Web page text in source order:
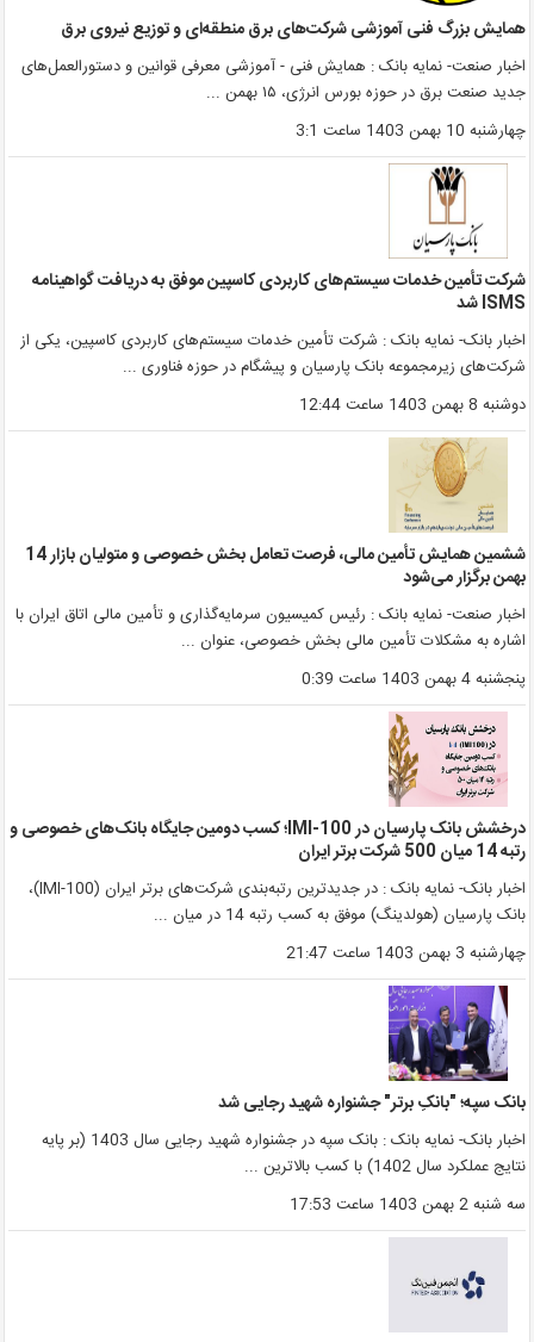
همایش بزرگ فنی آموزشی شرکت‌های برق منطقه‌ای و توزیع نیروی برق
اخبار صنعت- نمایه بانک : همایش فنی - آموزشی معرفی قوانین و دستورالعمل‌های
جدید صنعت برق در حوزه بورس انرژی، ۱۵ بهمن ...
چهارشنبه 10 بهمن 1403 ساعت 3:1
شرکت تأمین خدمات سیستم‌های کاربردی کاسپین موفق به دریافت گواهینامه
ISMS شد
اخبار بانک- نمایه بانک : شرکت تأمین خدمات سیستم‌های کاربردی کاسپین، یکی از
شرکت‌های زیرمجموعه بانک پارسیان و پیشگام در حوزه فناوری ...
دوشنبه 8 بهمن 1403 ساعت 12:44
ششمین همایش تأمین مالی، فرصت تعامل بخش خصوصی و متولیان بازار 14
بهمن برگزار می‌شود
اخبار صنعت- نمایه بانک : رئیس کمیسیون سرمایه‌گذاری و تأمین مالی اتاق ایران با
اشاره به مشکلات تأمین مالی بخش خصوصی، عنوان ...
پنجشنبه 4 بهمن 1403 ساعت 0:39
درخشش بانک پارسیان در IMI-100؛ کسب دومین جایگاه بانک‌های خصوصی و
رتبه 14 میان 500 شرکت برتر ایران
اخبار بانک- نمایه بانک : در جدیدترین رتبه‌بندی شرکت‌های برتر ایران (IMI-100)،
بانک پارسیان (هولدینگ) موفق به کسب رتبه 14 در میان ...
چهارشنبه 3 بهمن 1403 ساعت 21:47
بانک سپه؛ "بانکِ برتر" جشنواره شهید رجایی شد
اخبار بانک- نمایه بانک : بانک سپه در جشنواره شهید رجایی سال 1403 (بر پایه
نتایج عملکرد سال 1402) با کسب بالاترین ...
سه شنبه 2 بهمن 1403 ساعت 17:53